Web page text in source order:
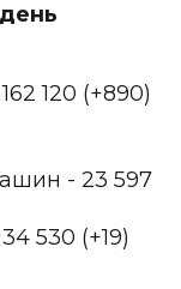
120 (+890)
- 23 597
530 (+19)